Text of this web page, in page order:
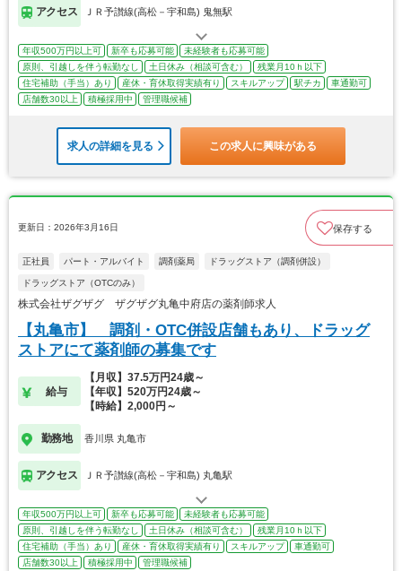
アクセス ＪＲ予讃線(高松－宇和島) 鬼無駅
年収500万円以上可 新卒も応募可能
未経験者も応募可能
原則、引越しを伴う転勤なし
土日休み（相談可含む）
残業月10ｈ以下
住宅補助（手当）あり
産休・育休取得実績有り スキルアップ 駅チカ
車通勤可
店舗数30以上
積極採用中 管理職候補
求人の詳細を見る この求人に興味がある
更新日：2026年3月16日 保存する
正社員 パート・アルバイト 調剤薬局 ドラッグストア（調剤併設）
ドラッグストア（OTCのみ）
株式会社ザグザグ ザグザグ丸亀中府店の薬剤師求人
【丸亀市】 調剤・OTC併設店舗もあり、ドラッグ
ストアにて薬剤師の募集です
給与
【月収】37.5万円24歳～
【年収】520万円24歳～
【時給】2,000円～
勤務地 香川県 丸亀市
アクセス ＪＲ予讃線(高松－宇和島) 丸亀駅
年収500万円以上可 新卒も応募可能
未経験者も応募可能
原則、引越しを伴う転勤なし
土日休み（相談可含む）
残業月10ｈ以下
住宅補助（手当）あり
産休・育休取得実績有り スキルアップ
車通勤可
店舗数30以上
積極採用中 管理職候補